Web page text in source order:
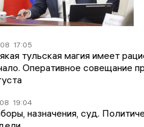
17:05
тульская магия имеет
Оперативное совещание
19:04
назначения, суд.